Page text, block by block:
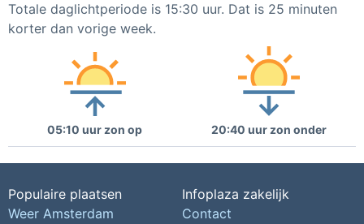
Totale daglichtperiode is 15:30 uur. Dat is 25 minuten
korter dan vorige week.
05:10 uur zon op 20:40 uur zon onder
Populaire plaatsen
Weer Amsterdam
Infoplaza zakelijk
Contact